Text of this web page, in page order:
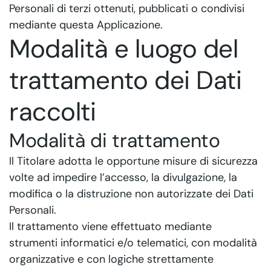
Personali di terzi ottenuti, pubblicati o condivisi
mediante questa Applicazione.
Modalità e luogo del
trattamento dei Dati
raccolti
Modalità di trattamento
Il Titolare adotta le opportune misure di sicurezza
volte ad impedire l’accesso, la divulgazione, la
modifica o la distruzione non autorizzate dei Dati
Personali.
Il trattamento viene effettuato mediante
strumenti informatici e/o telematici, con modalità
organizzative e con logiche strettamente